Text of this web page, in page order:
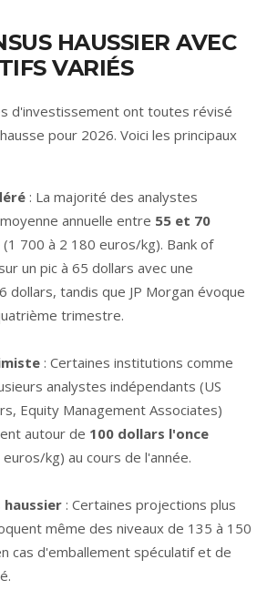
HAUSSIER AVEC
VARIÉS
d'investissement ont toutes révisé
pour 2026. Voici les principaux
: La majorité des analystes
annuelle entre 55 et 70
(1 700 à 2 180 euros/kg). Bank of
un pic à 65 dollars avec une
dollars, tandis que JP Morgan évoque
trimestre.
: Certaines institutions comme
analystes indépendants (US
Equity Management Associates)
autour de 100 dollars l'once
kg) au cours de l'année.
: Certaines projections plus
même des niveaux de 135 à 150
cas d'emballement spéculatif et de